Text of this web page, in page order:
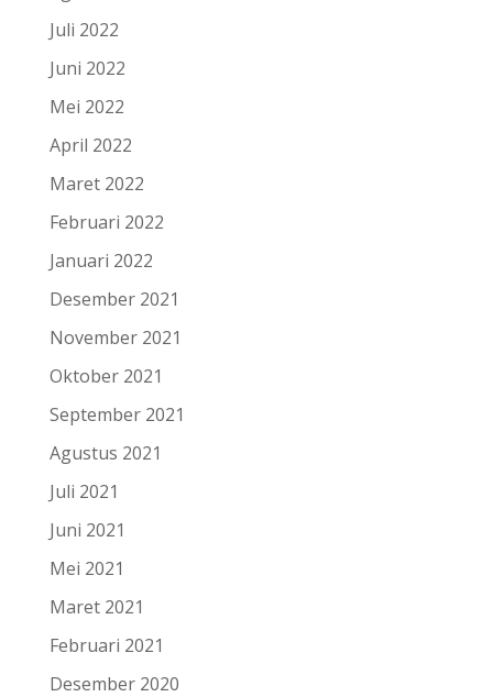
Juli 2022
Juni 2022
Mei 2022
April 2022
Maret 2022
Februari 2022
Januari 2022
Desember 2021
November 2021
Oktober 2021
September 2021
Agustus 2021
Juli 2021
Juni 2021
Mei 2021
Maret 2021
Februari 2021
Desember 2020